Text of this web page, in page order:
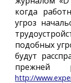
когда
угроз
подобных
будут
прежней
http://